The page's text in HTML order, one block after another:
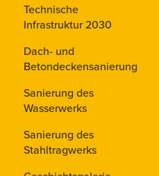
Technische
Infrastruktur 2030
Dach- und
Betondeckensanierung
Sanierung des
Wasserwerks
Sanierung des
Stahltragwerks